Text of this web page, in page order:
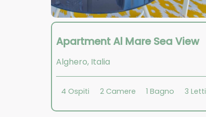
Apartment Al Mare Sea View
Alghero, Italia
4 Ospiti 2 Camere 1 Bagno 3 Letti